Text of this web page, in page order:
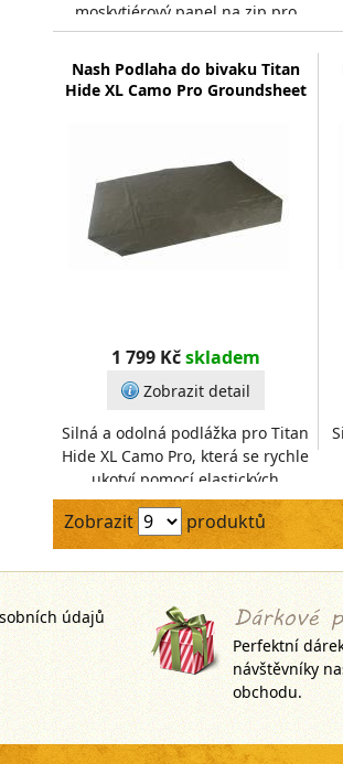
moskytiérový panel na zip pro
komfortní spánek v letních
měsících. Nezáleží na tom,
Nash Podlaha do bivaku Titan
Hide XL Camo Pro Groundsheet
1 799 Kč skladem
Zobrazit detail
Silná a odolná podlážka pro Titan
Hide XL Camo Pro, která se rychle
ukotví pomocí elastických
popruhů s očky. Má prodloužený
dosah, aby pokr
Zobrazit produktů
údajů
Perfektní
návštěvníky
obchodu.